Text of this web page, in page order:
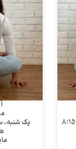
یک شنبه،